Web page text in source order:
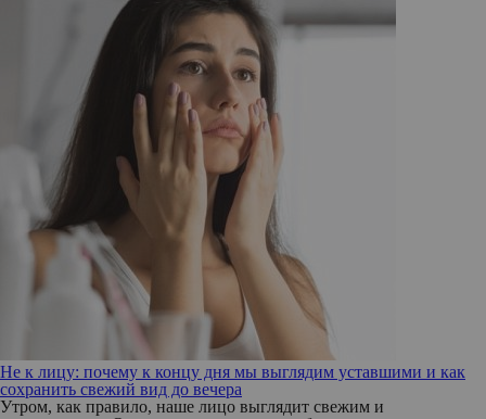
Не к лицу: почему к концу дня мы выглядим уставшими и как
сохранить свежий вид до вечера
Утром, как правило, наше лицо выглядит свежим и